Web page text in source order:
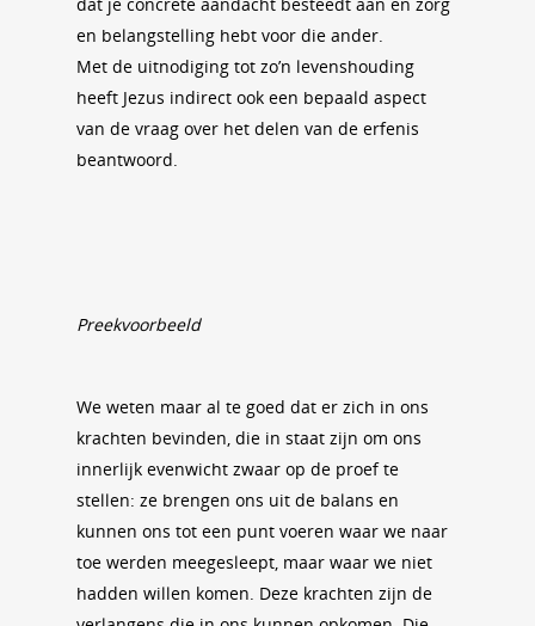
en belangstelling hebt voor die ander.
Met de uitnodiging tot zo’n levenshouding
heeft Jezus indirect ook een bepaald aspect
van de vraag over het delen van de erfenis
beantwoord.
Preekvoorbeeld
We weten maar al te goed dat er zich in ons
krachten bevinden, die in staat zijn om ons
innerlijk evenwicht zwaar op de proef te
stellen: ze brengen ons uit de balans en
kunnen ons tot een punt voeren waar we naar
toe werden meegesleept, maar waar we niet
hadden willen komen. Deze krachten zijn de